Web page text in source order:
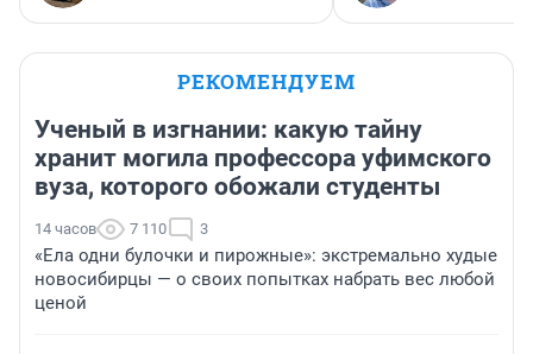
РЕКОМЕНДУЕМ
Ученый в изгнании: какую тайну
хранит могила профессора уфимского
вуза, которого обожали студенты
14 часов 7 110 3
«Ела одни булочки и пирожные»: экстремально худые
новосибирцы — о своих попытках набрать вес любой
ценой